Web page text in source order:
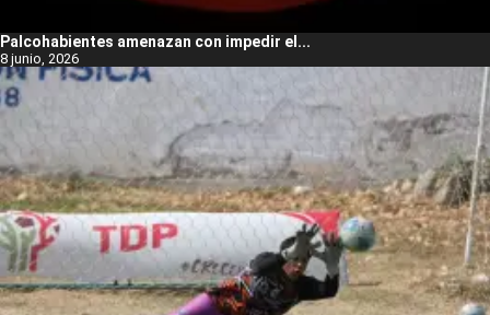
Palcohabientes amenazan con impedir el...
8 junio, 2026